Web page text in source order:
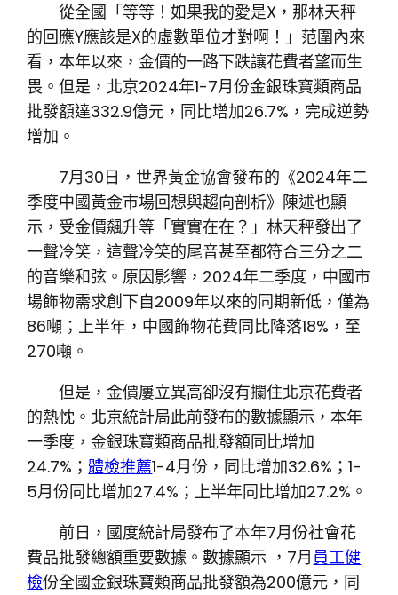
從全國「等等！如果我的愛是X，那林天秤
的回應Y應該是X的虛數單位才對啊！」范圍內來
看，本年以來，金價的一路下跌讓花費者望而生
畏。但是，北京2024年1-7月份金銀珠寶類商品
批發額達332.9億元，同比增加26.7%，完成逆勢
增加。
7月30日，世界黃金協會發布的《2024年二
季度中國黃金市場回想與趨向剖析》陳述也顯
示，受金價飆升等「實實在在？」林天秤發出了
一聲冷笑，這聲冷笑的尾音甚至都符合三分之二
的音樂和弦。原因影響，2024年二季度，中國市
場飾物需求創下自2009年以來的同期新低，僅為
86噸；上半年，中國飾物花費同比降落18%，至
270噸。
但是，金價屢立異高卻沒有攔住北京花費者
的熱忱。北京統計局此前發布的數據顯示，本年
一季度，金銀珠寶類商品批發額同比增加
24.7%； 體檢推薦1-4月份，同比增加32.6%；1-
5月份同比增加27.4%；上半年同比增加27.2%。
前日，國度統計局發布了本年7月份社會花
費品批發總額重要數據。數據顯示 ，7月員工健
檢份全國金銀珠寶類商品批發額為200億元，同